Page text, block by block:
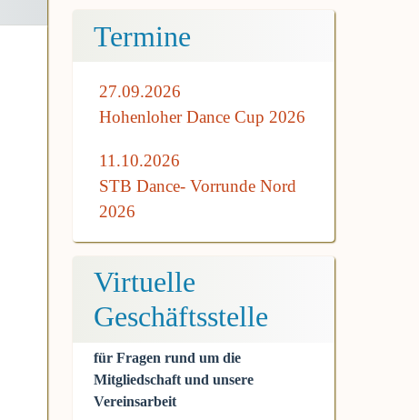
Termine
27.09.2026
Hohenloher Dance Cup 2026
11.10.2026
STB Dance- Vorrunde Nord
2026
Virtuelle
Geschäftsstelle
für Fragen rund um die
Mitgliedschaft und unsere
Vereinsarbeit